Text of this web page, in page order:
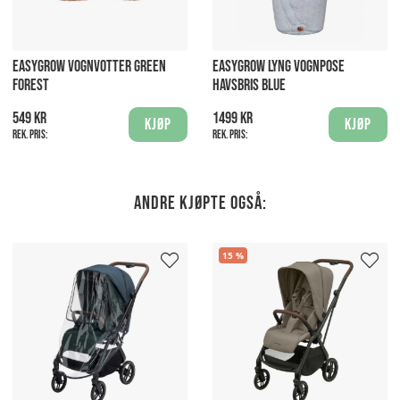
EASYGROW VOGNVOTTER GREEN
FOREST
549 kr
Rek. pris:
Kjøp
EASYGROW LYNG VOGNPOSE
HAVSBRIS BLUE
1499 kr
Rek. pris:
Kjøp
Andre kjøpte også:
15